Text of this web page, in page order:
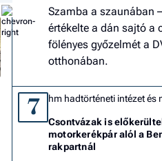
Szamba a szaunában
értékelte a dán sajtó a
fölényes győzelmét a
otthonában.
7 hm hadtörténeti intézet és
Csontvázak is
motorkerékpár alól a
rakpartnál